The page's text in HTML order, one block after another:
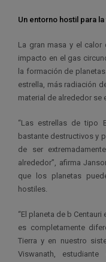
Un entorno hostil para
La gran masa y el
impacto en el gas
la formación de
estrella, más radiación
material de alrededor se
“Las estrellas de tipo
bastante destructivos y
de ser
alrededor”, afirma
que los planetas
hostiles.
“El planeta de b
es completamente
Tierra y en nuestro
Viswanath,